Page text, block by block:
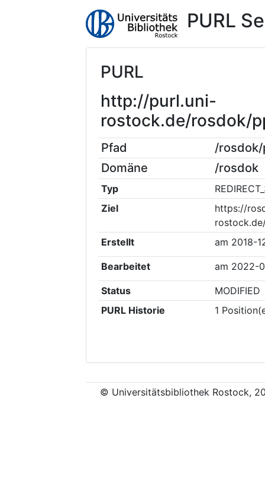
PURL
PURL
http://purl.uni-
rostock.de/rosdok/
Pfad
/
Domäne
/rosdok
Typ
Ziel
https://
Erstellt
am 2018-
Bearbeitet am 2022-
Status
MODIFIED
PURL Historie
1
© Universitätsbibliothek Rostock,